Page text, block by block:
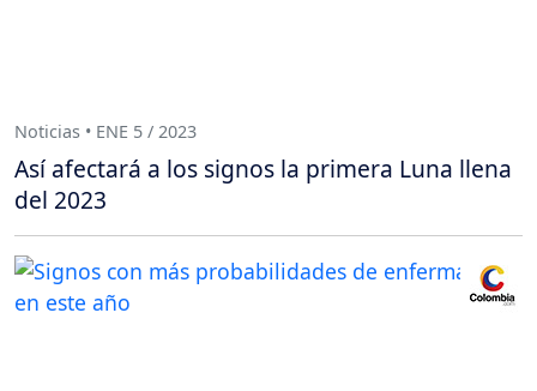
Noticias • ENE 5 / 2023
Así afectará a los signos la primera Luna llena
del 2023